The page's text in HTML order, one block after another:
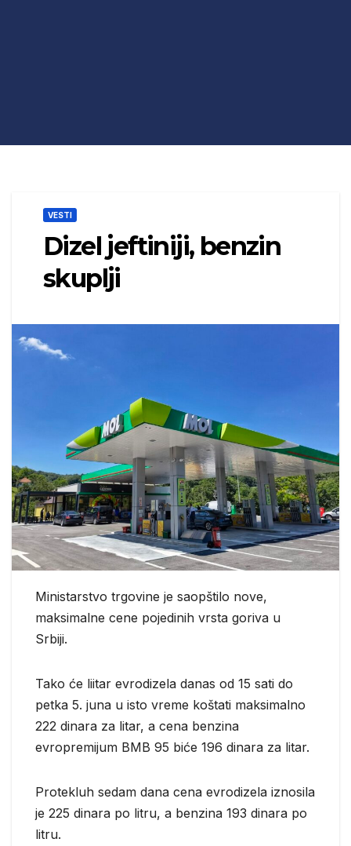
VESTI
Dizel jeftiniji, benzin
skuplji
Ministarstvo trgovine je saopštilo nove,
maksimalne cene pojedinih vrsta goriva u
Srbiji.
Tako će liitar evrodizela danas od 15 sati do
petka 5. juna u isto vreme koštati maksimalno
222 dinara za litar, a cena benzina
evropremijum BMB 95 biće 196 dinara za litar.
Protekluh sedam dana cena evrodizela iznosila
je 225 dinara po litru, a benzina 193 dinara po
litru.